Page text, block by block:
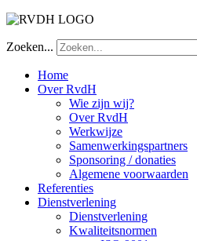
Zoeken...
Home
Over RvdH
Wie zijn wij?
Over RvdH
Werkwijze
Samenwerkingspartners
Sponsoring / donaties
Algemene voorwaarden
Referenties
Dienstverlening
Dienstverlening
Kwaliteitsnormen